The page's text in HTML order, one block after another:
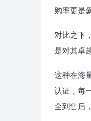
购率更是
对比之下
是对其卓
这种在海
认证，每
全到售后